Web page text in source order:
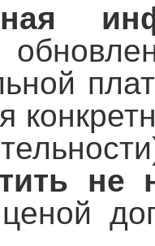
не